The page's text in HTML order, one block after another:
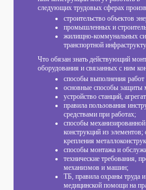
следующих трудовых сферах
строительство объектов
промышленных и
жилищно-коммунальных
транспортной
Что обязан знать действующий
оборудования и связанных с ним
способы выполнения
основные способы защиты
устройство станций,
правила пользования
средствами при работах;
способы
конструкций из
крепления
способы монтажа и
технические требования,
механизмов и машин;
ТБ, правила охраны труда
медицинской помощи на